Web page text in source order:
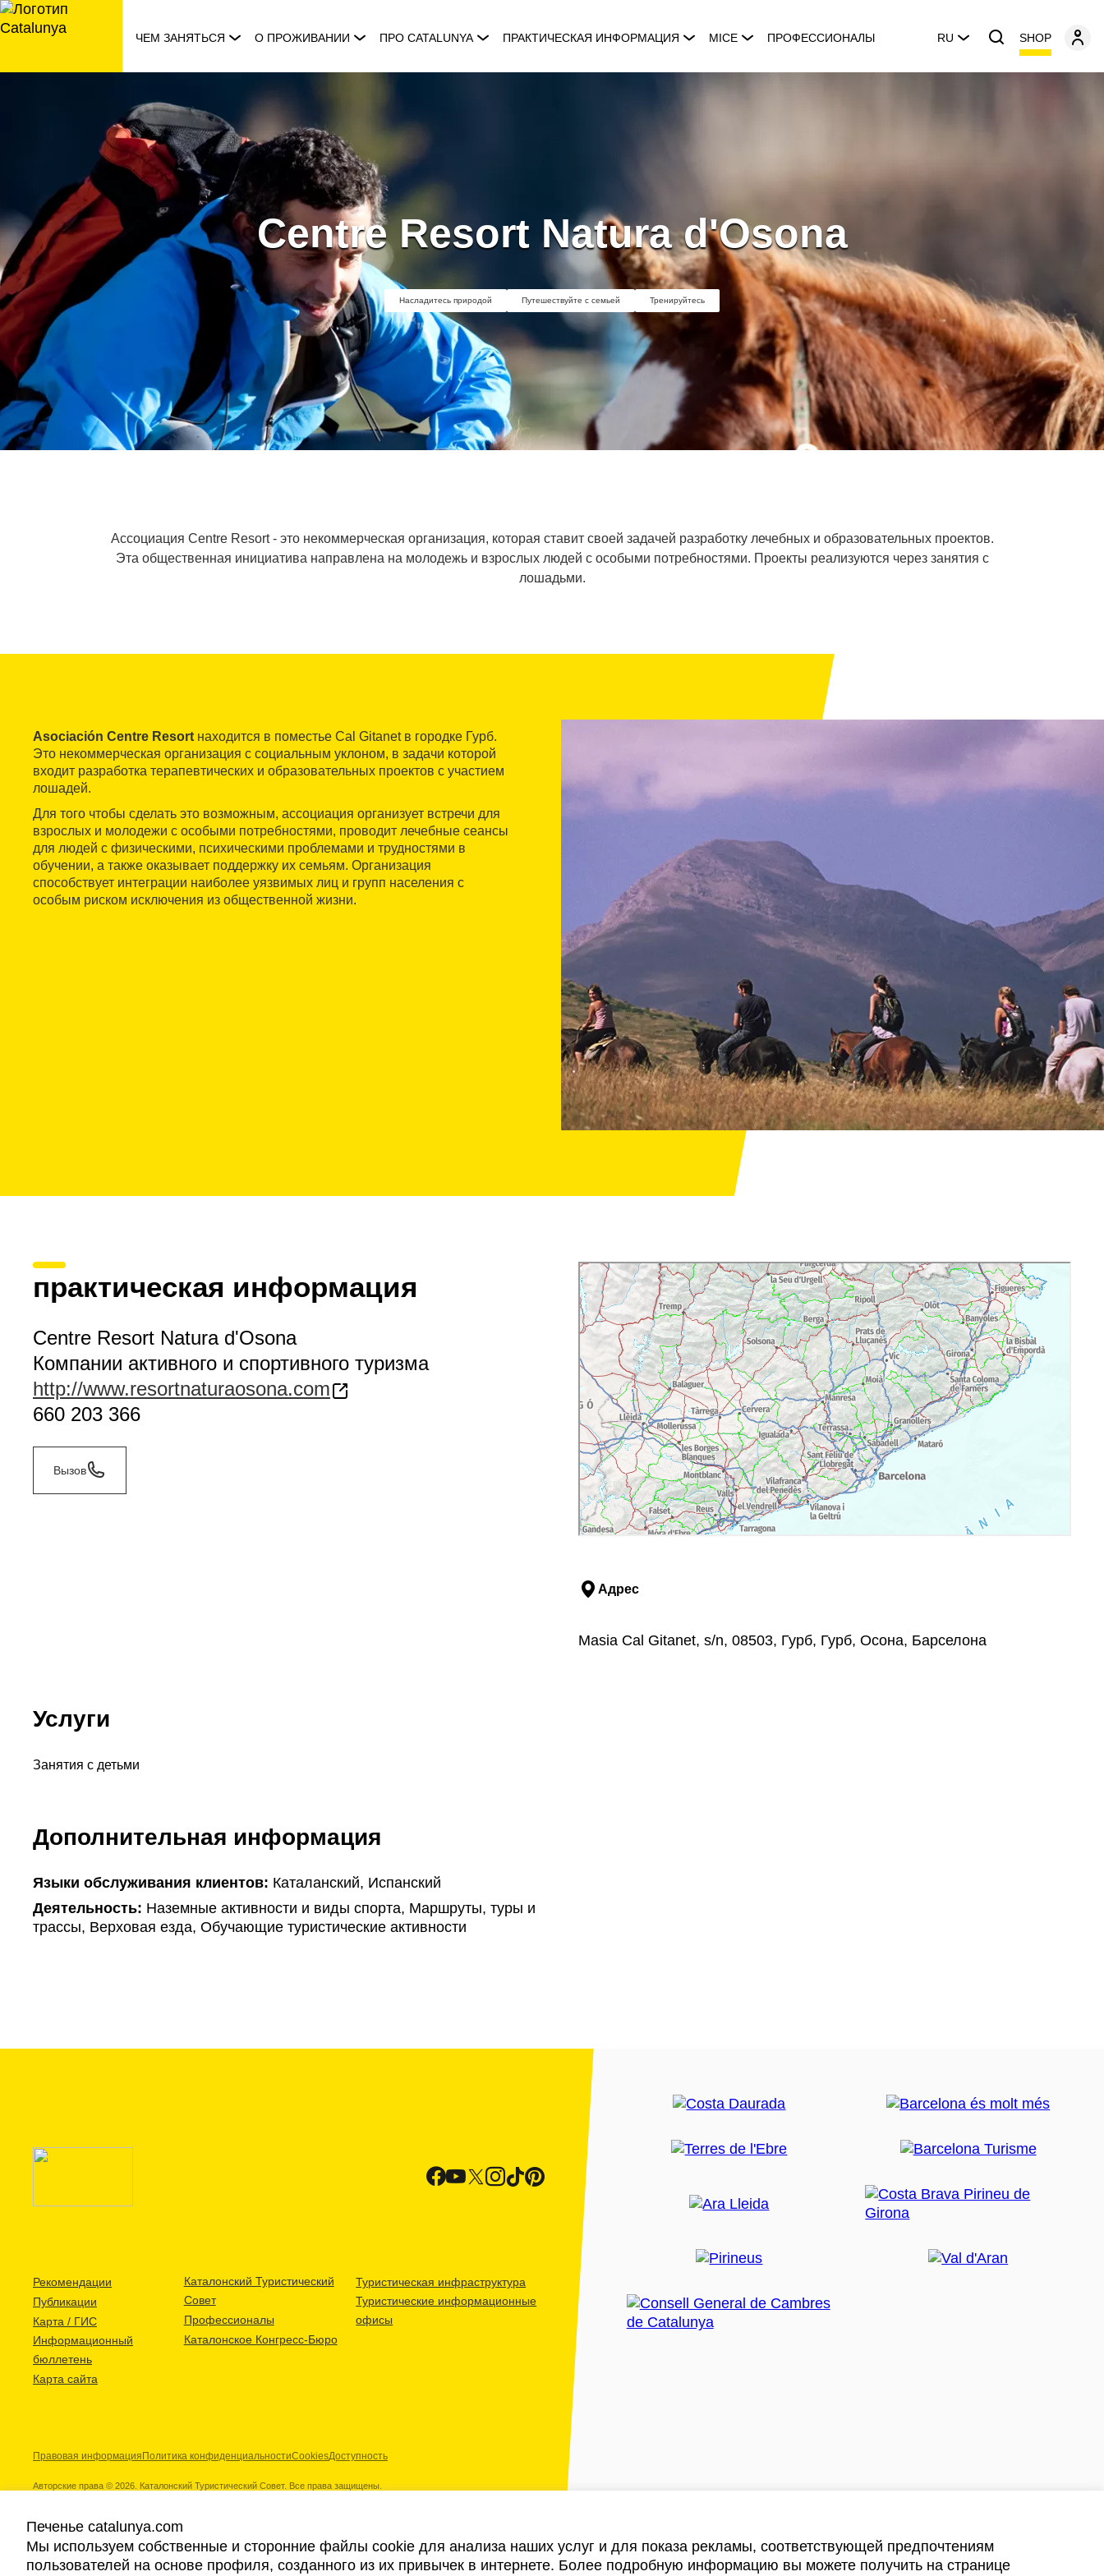
перейти
к
ЧЕМ ЗАНЯТЬСЯ О ПРОЖИВАНИИ ПРО CATALUNYA ПРАКТИЧЕСКАЯ ИНФОРМАЦИЯ MICE ПРОФЕССИОНАЛЫ RU SHOP
Centre Resort Natura d'Osona
Насладитесь природой Путешествуйте с семьей Тренируйтесь
Ассоциация Centre Resort - это некоммерческая организация, которая ставит своей задачей разработку лечебных и образовательных проектов.
Эта общественная инициатива направлена на молодежь и взрослых людей с особыми потребностями. Проекты реализуются через занятия с
лошадьми.
Asociación Centre Resort находится в поместье Cal Gitanet в городке Гурб.
Это некоммерческая организация с социальным уклоном, в задачи которой
входит разработка терапевтических и образовательных проектов с участием
лошадей.
Для того чтобы сделать это возможным, ассоциация организует встречи для
взрослых и молодежи с особыми потребностями, проводит лечебные сеансы
для людей с физическими, психическими проблемами и трудностями в
обучении, а также оказывает поддержку их семьям. Организация
способствует интеграции наиболее уязвимых лиц и групп населения с
особым риском исключения из общественной жизни.
практическая информация
Centre Resort Natura d'Osona
Компании активного и спортивного туризма
http://www.resortnaturaosona.com
660 203 366
Вызов
Адрес
Masia Cal Gitanet, s/n, 08503, Гурб, Гурб, Осона, Барселона
Услуги
Занятия с детьми
Дополнительная информация
Языки обслуживания клиентов: Каталанский, Испанский
Деятельность: Наземные активности и виды спорта, Маршруты, туры и
трассы, Верховая езда, Обучающие туристические активности
Рекомендации
Публикации
Карта / ГИС
Информационный
бюллетень
Карта сайта
Каталонский Туристический
Совет
Профессионалы
Каталонское Конгресс-Бюро
Туристическая инфраструктура
Туристические информационные
офисы
Правовая информация Политика конфиденциальностиCookiesДоступность
Авторские права © 2026. Каталонский Туристический Совет. Все права защищены.
Печенье catalunya.com
Мы используем собственные и сторонние файлы cookie для анализа наших услуг и для показа рекламы, соответствующей предпочтениям
пользователей на основе профиля, созданного из их привычек в интернете. Более подробную информацию вы можете получить на странице